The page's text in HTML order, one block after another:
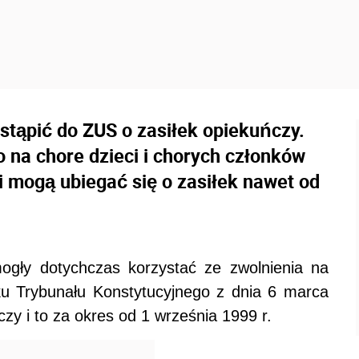
do ZUS o zasiłek opiekuńczy.
na chore dzieci i chorych członków
ubiegać się o zasiłek nawet od
dotychczas korzystać ze zwolnienia na
Trybunału Konstytucyjnego z dnia 6 marca
i to za okres od 1 września 1999 r.